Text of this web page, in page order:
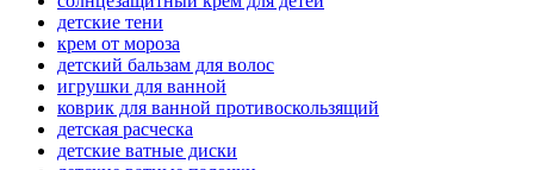
детские тени
крем от мороза
детский бальзам для волос
игрушки для ванной
коврик для ванной противоскользящий
детская расческа
детские ватные диски